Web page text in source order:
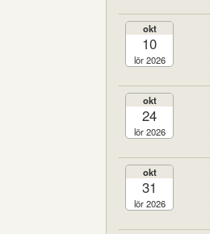
okt
10
lör 2026
okt
24
lör 2026
okt
31
lör 2026